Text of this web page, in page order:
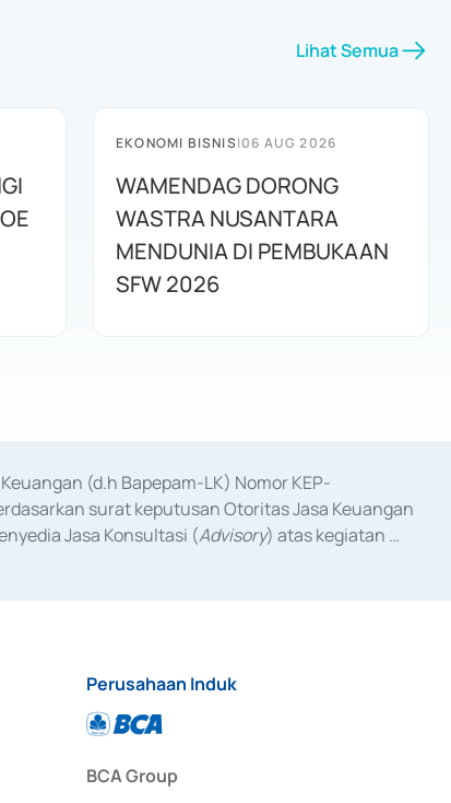
Lihat Semua
EKONOMI BISNIS|06 AUG 2026
WAMENDAG DORONG
WASTRA NUSANTARA
MENDUNIA DI PEMBUKAAN
SFW 2026
(d.h Bapepam-LK) Nomor KEP-
surat keputusan Otoritas Jasa Keuangan
Jasa Konsultasi (Advisory) atas kegiatan
Perusahaan Induk
BCA Group